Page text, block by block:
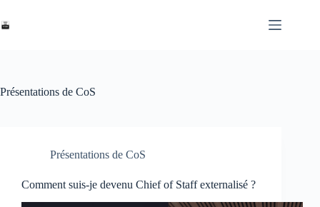
to
content
Présentations de CoS
Présentations de CoS
Comment suis-je devenu Chief of Staff externalisé ?